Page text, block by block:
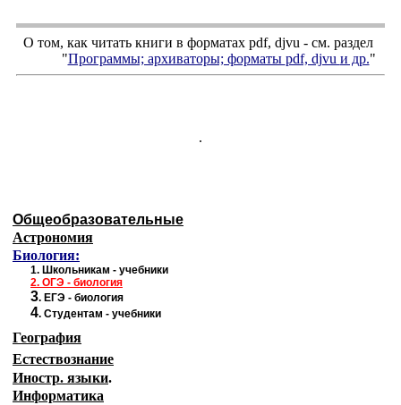
О том, как читать книги в форматах pdf, djvu - см. раздел
"Программы; архиваторы; форматы pdf, djvu и др."
.
Общеобразовательные
Астрономия
Биология:
1. Школьникам - учебники
2. ОГЭ - биология
3. ЕГЭ - биология
4. Студентам - учебники
География
Естествознание
Иностр. языки.
Информатика